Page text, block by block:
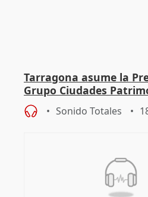
Tarragona asume la
Grupo Ciudades
Sonido Totales